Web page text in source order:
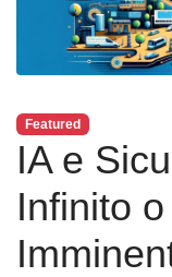
Featured
IA e
Infinito